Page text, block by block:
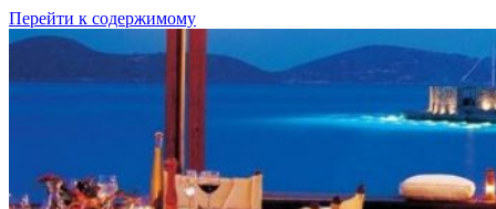
Перейти к содержимому